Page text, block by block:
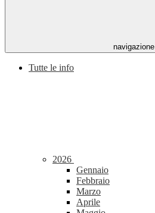
navigazione
Tutte le info
2026
Gennaio
Febbraio
Marzo
Aprile